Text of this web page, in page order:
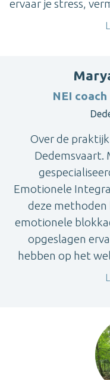
ervaar je stress,
NEI
Over de
Dedemsvaart.
Emotionele
deze methoden
emotionele
opgeslagen
hebben op het